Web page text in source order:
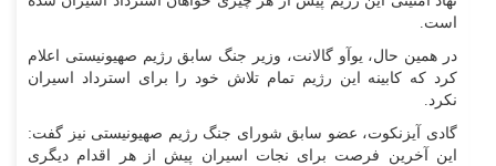
است.
در همین حال، یوآو گالانت، وزیر جنگ سابق رژیم صهیونیستی اعلام
کرد که کابینه این رژیم تمام تلاش خود را برای استرداد اسیران
نکرد.
گادی آیزنکوت، عضو سابق شورای جنگ رژیم صهیونیستی نیز گفت:
این آخرین فرصت برای نجات اسیران پیش از هر اقدام دیگری